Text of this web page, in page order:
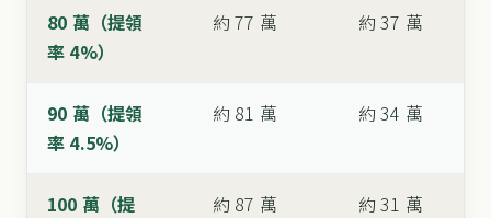
80 萬（提領
率 4%）
約 77 萬 約 37 萬
90 萬（提領
率 4.5%）
約 81 萬 約 34 萬
100 萬（提
約 87 萬 約 31 萬